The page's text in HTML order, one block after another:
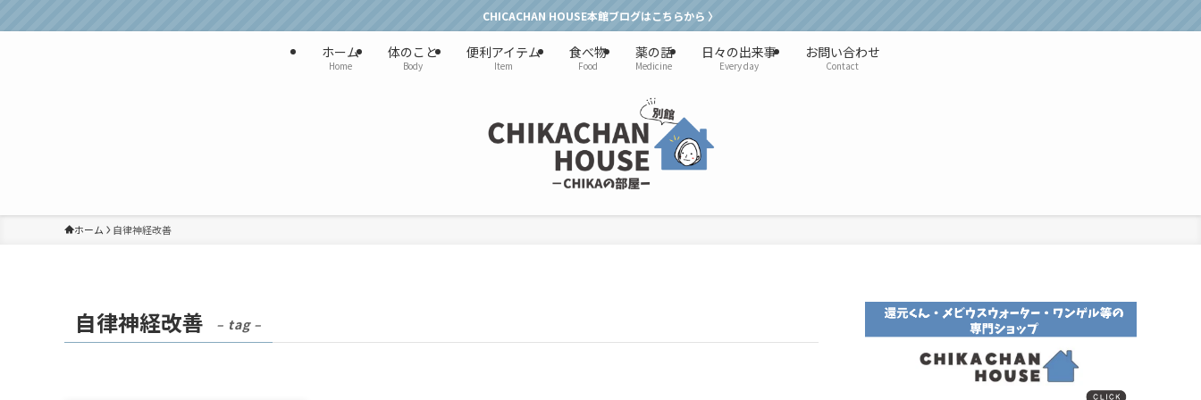
CHICACHAN HOUSE本館ブログはこちらから 〉
ホーム
Home
体のこと
Body
便利アイテム
Item
食べ物
Food
薬の話
Medicine
日々の出来事
Every day
お問い合わせ
Contact
ホーム 自律神経改善
自律神経改善 – tag –